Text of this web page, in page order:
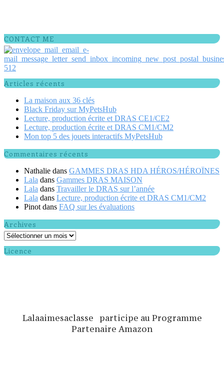
CONTACT ME
Articles récents
La maison aux 36 clés
Black Friday sur MyPetsHub
Lecture, production écrite et DRAS CE1/CE2
Lecture, production écrite et DRAS CM1/CM2
Mon top 5 des jouets interactifs MyPetsHub
Commentaires récents
Nathalie dans GAMMES DRAS HDA HÉROS/HÉROÏNES
Lala dans Gammes DRAS MAISON
Lala dans Travailler le DRAS sur l’année
Lala dans Lecture, production écrite et DRAS CM1/CM2
Pinot dans FAQ sur les évaluations
Archives
Archives
Licence
Lalaaimesaclasse participe au Programme
Partenaire Amazon